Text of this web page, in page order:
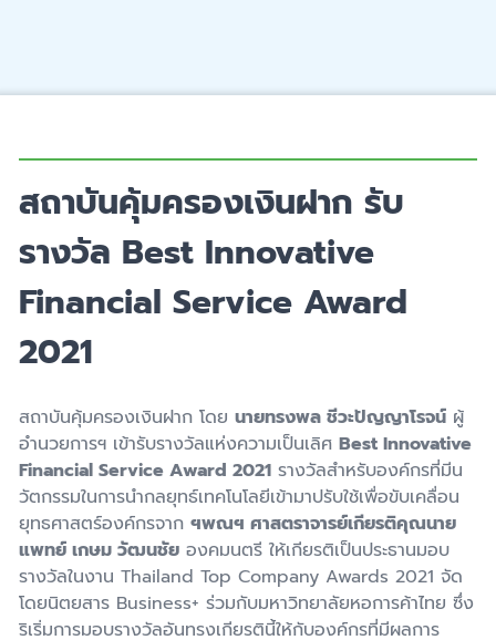
สถาบันคุ้มครองเงินฝาก รับ
รางวัล Best Innovative
Financial Service Award
2021
สถาบันคุ้มครองเงินฝาก โดย นายทรงพล ชีวะปัญญาโรจน์ ผู้
อำนวยการฯ เข้ารับรางวัลแห่งความเป็นเลิศ Best Innovative
Financial Service Award 2021 รางวัลสำหรับองค์กรที่มีน
วัตกรรมในการนำกลยุทธ์เทคโนโลยีเข้ามาปรับใช้เพื่อขับเคลื่อน
ยุทธศาสตร์องค์กรจาก ฯพณฯ ศาสตราจารย์เกียรติคุณนาย
แพทย์ เกษม วัฒนชัย องคมนตรี ให้เกียรติเป็นประธานมอบ
รางวัลในงาน Thailand Top Company Awards 2021 จัด
โดยนิตยสาร Business+ ร่วมกับมหาวิทยาลัยหอการค้าไทย ซึ่ง
ริเริ่มการมอบรางวัลอันทรงเกียรตินี้ให้กับองค์กรที่มีผลการ